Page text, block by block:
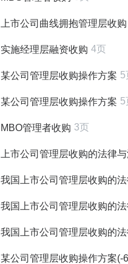
上市公司曲线拥抱管理层收购
实施经理层融资收购 4页
某公司管理层收购操作方案 5
某公司管理层收购操作方案 5
MBO管理者收购 3页
上市公司管理层收购的法律
我国上市公司管理层收购的
我国上市公司管理层收购的
我国上市公司管理层收购的
某公司管理层收购操作方案(-